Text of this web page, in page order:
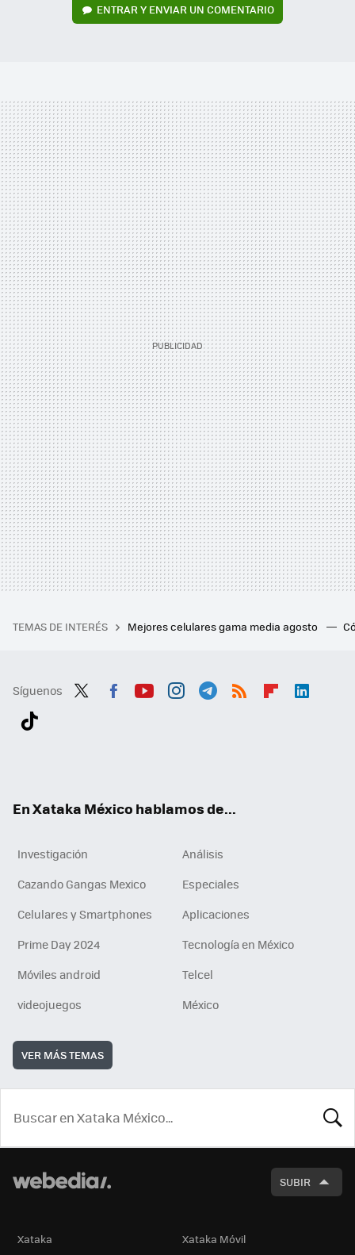
ENTRAR Y ENVIAR UN COMENTARIO
TEMAS DE INTERÉS Mejores celulares gama media agosto
Síguenos
En Xataka México hablamos de...
Investigación
Análisis
Cazando Gangas Mexico
Especiales
Celulares y Smartphones
Aplicaciones
Prime Day 2024
Tecnología en México
Móviles android
Telcel
videojuegos
México
VER MÁS TEMAS
SUBIR
Xataka Xataka Móvil